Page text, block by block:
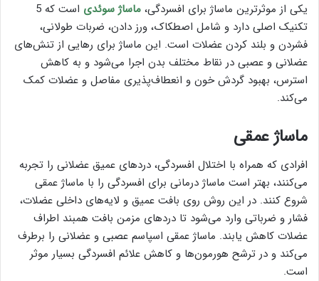
یکی از موثرترین ماساژ برای افسردگی، ماساژ سوئدی
است که 5
تکنیک اصلی دارد و شامل اصطکاک، ورز دادن، ضربات طولانی،
فشردن و بلند کردن عضلات است. این ماساژ برای رهایی از تنش‌های
عضلانی و عصبی در نقاط مختلف بدن اجرا می‌شود و به کاهش
استرس، بهبود گردش خون و انعطاف‌پذیری مفاصل و عضلات کمک
می‌کند.
ماساژ عمقی
افرادی که همراه با اختلال افسردگی، دردهای عمیق عضلانی را تجربه
می‌کنند، بهتر است ماساژ درمانی برای افسردگی را با ماساژ عمقی
شروع کنند. در این روش روی بافت عمیق و لایه‌های داخلی عضلات،
فشار و ضرباتی وارد می‌شود تا دردهای مزمن بافت همبند اطراف
عضلات کاهش یابند. ماساژ عمقی اسپاسم عصبی و عضلانی را برطرف
می‌کند و در ترشح هورمون‌ها و کاهش علائم افسردگی بسیار موثر
است.